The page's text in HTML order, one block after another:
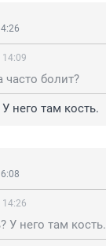
14:09
часто болит?
него там кость.
14:26
У него там кость.